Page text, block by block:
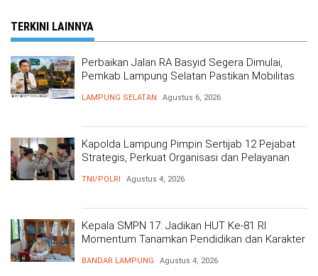
TERKINI LAINNYA
Perbaikan Jalan RA Basyid Segera Dimulai,
Pemkab Lampung Selatan Pastikan Mobilitas
LAMPUNG SELATAN Agustus 6, 2026
Kapolda Lampung Pimpin Sertijab 12 Pejabat
Strategis, Perkuat Organisasi dan Pelayanan
TNI/POLRI Agustus 4, 2026
Kepala SMPN 17: Jadikan HUT Ke-81 RI
Momentum Tanamkan Pendidikan dan Karakter
BANDAR LAMPUNG Agustus 4, 2026